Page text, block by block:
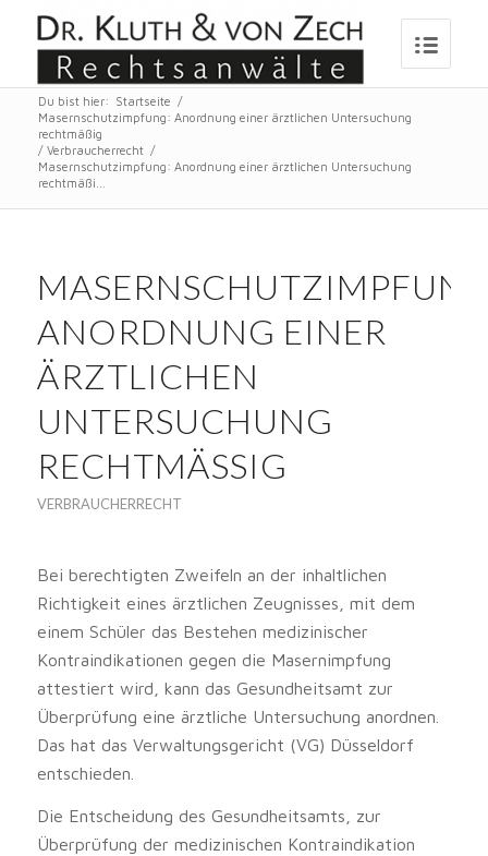
Du bist hier: Startseite
/
Masernschutzimpfung: Anordnung einer ärztlichen Untersuchung
rechtmäßig
/ Verbraucherrecht /
Masernschutzimpfung: Anordnung einer ärztlichen Untersuchung
rechtmäßi...
ANORDNUNG EINER
ÄRZTLICHEN
UNTERSUCHUNG
RECHTMÄSSIG
VERBRAUCHERRECHT
Bei berechtigten Zweifeln an der inhaltlichen
Richtigkeit eines ärztlichen Zeugnisses, mit dem
einem Schüler das Bestehen medizinischer
Kontraindikationen gegen die Masernimpfung
attestiert wird, kann das Gesundheitsamt zur
Überprüfung eine ärztliche Untersuchung anordnen.
Das hat das Verwaltungsgericht (VG) Düsseldorf
entschieden.
Die Entscheidung des Gesundheitsamts, zur
Überprüfung der medizinischen Kontraindikation